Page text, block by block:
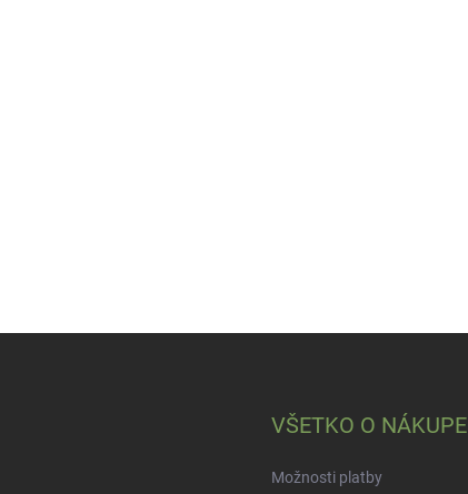
VŠETKO O NÁKUPE
Možnosti platby